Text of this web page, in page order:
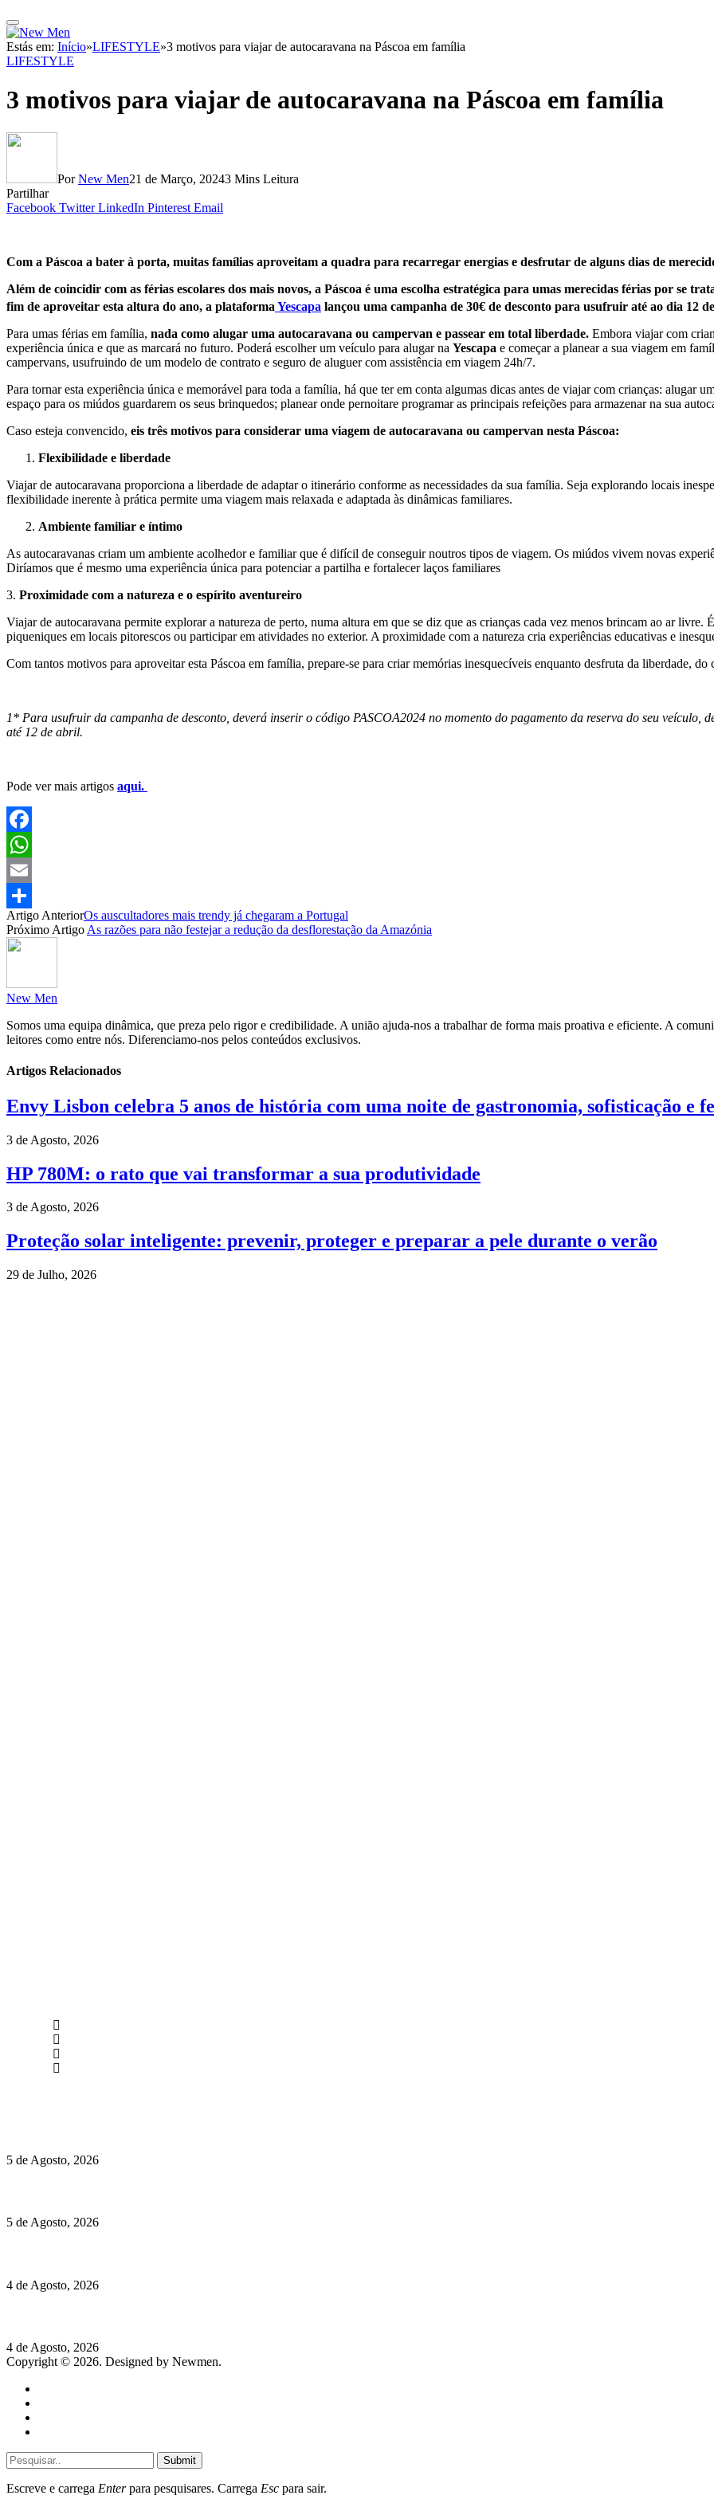
Estás em: Início»LIFESTYLE»3 motivos para viajar de autocaravana na Páscoa em família
LIFESTYLE
3 motivos para viajar de autocaravana na Páscoa em família
Por New Men21 de Março, 20243 Mins Leitura
Partilhar
Facebook Twitter LinkedIn Pinterest Email
Com a Páscoa a bater à porta, muitas famílias aproveitam a quadra para recarregar energias e desfrutar de alguns dias de
Além de coincidir com as férias escolares dos mais novos, a Páscoa é uma escolha estratégica para umas merecidas férias por se
fim de aproveitar esta altura do ano, a plataforma Yescapa lançou uma campanha de 30€ de desconto para usufruir até ao dia 12
Para umas férias em família, nada como alugar uma autocaravana ou campervan e passear em total liberdade. Embora viajar com
experiência única e que as marcará no futuro. Poderá escolher um veículo para alugar na Yescapa e começar a planear a sua viagem em
campervans, usufruindo de um modelo de contrato e seguro de aluguer com assistência em viagem 24h/7.
Para tornar esta experiência única e memorável para toda a família, há que ter em conta algumas dicas antes de viajar com crianças: alugar
espaço para os miúdos guardarem os seus brinquedos; planear onde pernoitare programar as principais refeições para armazenar na sua
Caso esteja convencido, eis três motivos para considerar uma viagem de autocaravana ou campervan nesta Páscoa:
Flexibilidade e liberdade
Viajar de autocaravana proporciona a liberdade de adaptar o itinerário conforme as necessidades da sua família. Seja explorando locais
flexibilidade inerente à prática permite uma viagem mais relaxada e adaptada às dinâmicas familiares.
Ambiente familiar e íntimo
As autocaravanas criam um ambiente acolhedor e familiar que é difícil de conseguir noutros tipos de viagem. Os miúdos vivem novas
Diríamos que é mesmo uma experiência única para potenciar a partilha e fortalecer laços familiares
3. Proximidade com a natureza e o espírito aventureiro
Viajar de autocaravana permite explorar a natureza de perto, numa altura em que se diz que as crianças cada vez menos brincam ao ar
piqueniques em locais pitorescos ou participar em atividades no exterior. A proximidade com a natureza cria experiências educativas e
Com tantos motivos para aproveitar esta Páscoa em família, prepare-se para criar memórias inesquecíveis enquanto desfruta da liberdade,
1* Para usufruir da campanha de desconto, deverá inserir o código PASCOA2024 no momento do pagamento da reserva do seu veículo,
até 12 de abril.
Pode ver mais artigos aqui.
Facebook
WhatsApp
Email
Partilhar
Artigo AnteriorOs auscultadores mais trendy já chegaram a Portugal
Próximo Artigo As razões para não festejar a redução da desflorestação da Amazónia
New Men
Somos uma equipa dinâmica, que preza pelo rigor e credibilidade. A união ajuda-nos a trabalhar de forma mais proativa e eficiente. A
leitores como entre nós. Diferenciamo-nos pelos conteúdos exclusivos.
Artigos Relacionados
Envy Lisbon celebra 5 anos de história com uma noite de gastronomia, sofisticação e
3 de Agosto, 2026
HP 780M: o rato que vai transformar a sua produtividade
3 de Agosto, 2026
Proteção solar inteligente: prevenir, proteger e preparar a pele durante o verão
29 de Julho, 2026
5 de Agosto, 2026
5 de Agosto, 2026
4 de Agosto, 2026
4 de Agosto, 2026
Copyright © 2026. Designed by Newmen.
Submit
Escreve e carrega Enterpara pesquisares. Carrega Esc para sair.